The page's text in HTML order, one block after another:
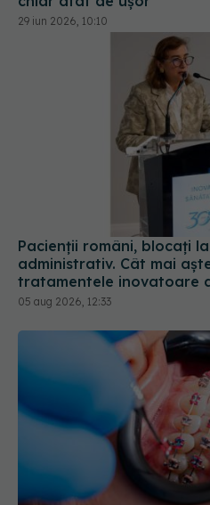
Pacienții români, blocați la
administrativ. Cât mai
tratamentele inovatoare
Cât costă un aparat
prețuri 2026